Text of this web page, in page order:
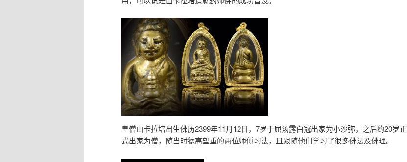
皇僧山卡拉培出生佛历2399年11月12日，7岁于屈汤露白冠出家为小沙弥，之后约20岁正
式出家为僧，随当时德高望重的两位师傅习法，且跟随他们学习了很多佛法及佛理。